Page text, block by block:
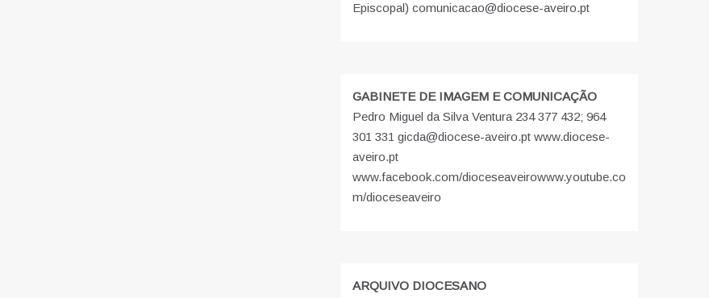
Episcopal) comunicacao@diocese-aveiro.pt
GABINETE DE IMAGEM E COMUNICAÇÃO
Pedro Miguel da Silva Ventura 234 377 432; 964
301 331 gicda@diocese-aveiro.pt www.diocese-
aveiro.pt
www.facebook.com/dioceseaveirowww.youtube.co
m/dioceseaveiro
ARQUIVO DIOCESANO